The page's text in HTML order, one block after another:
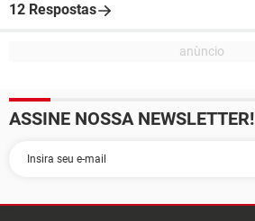
12 Respostas
ASSINE NOSSA NEWSLETTER!